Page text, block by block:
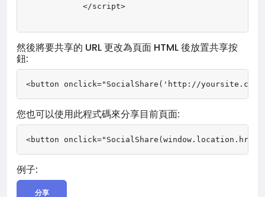
            </script>
然後將要共享的 URL 更改為頁面 HTML 後放置共享按
鈕:
<button onclick="SocialShare('http://yoursite.com/
您也可以使用此程式碼來分享目前頁面:
<button
例子:
分享